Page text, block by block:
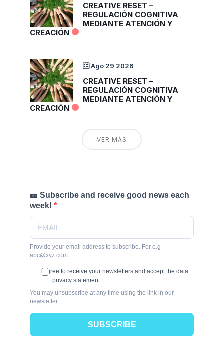
CREATIVE RESET –
REGULACIÓN COGNITIVA
MEDIANTE ATENCIÓN Y
CREACIÓN
Ago 29 2026
CREATIVE RESET –
REGULACIÓN COGNITIVA
MEDIANTE ATENCIÓN Y
CREACIÓN
VER MÁS
🎫 Subscribe and receive good news each
week!
Provide your email address to subscribe. For e.g
abc@xyz.com
I agree to receive your newsletters and accept the data
privacy statement.
You may unsubscribe at any time using the link in our
newsletter.
SUBSCRIBE